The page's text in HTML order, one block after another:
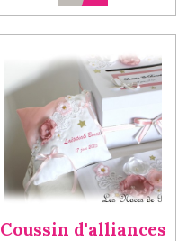
Coussin d'alliances